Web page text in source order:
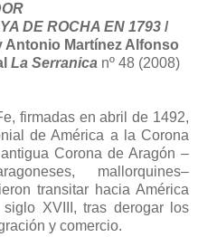
DE ROCHA EN 1793/
Antonio Martínez Alfonso
La Serranica nº 48 (2008)
firmadas en abril de 1492,
de América a la Corona
Corona de Aragón –
mallorquines–
transitar hacia América
XVIII, tras derogar los
y comercio.